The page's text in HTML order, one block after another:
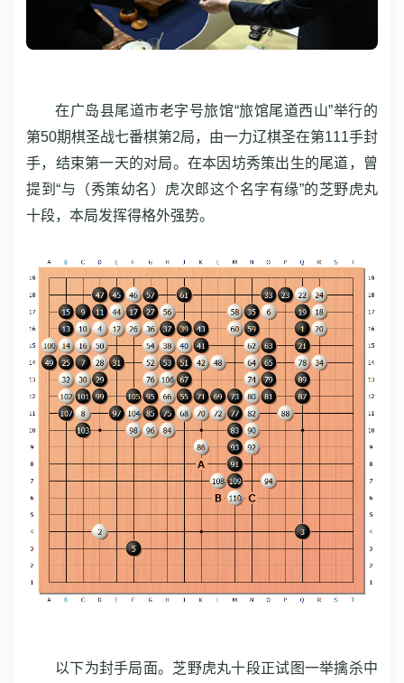
在广岛县尾道市老字号旅馆“旅馆尾道西山”举行的
第50期棋圣战七番棋第2局，由一力辽棋圣在第111手封
手，结束第一天的对局。在本因坊秀策出生的尾道，曾
提到“与（秀策幼名）虎次郎这个名字有缘”的芝野虎丸
十段，本局发挥得格外强势。
以下为封手局面。芝野虎丸十段正试图一举擒杀中